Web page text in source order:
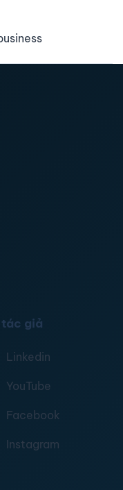
giả
Linkedin
YouTube
Facebook
Instagram